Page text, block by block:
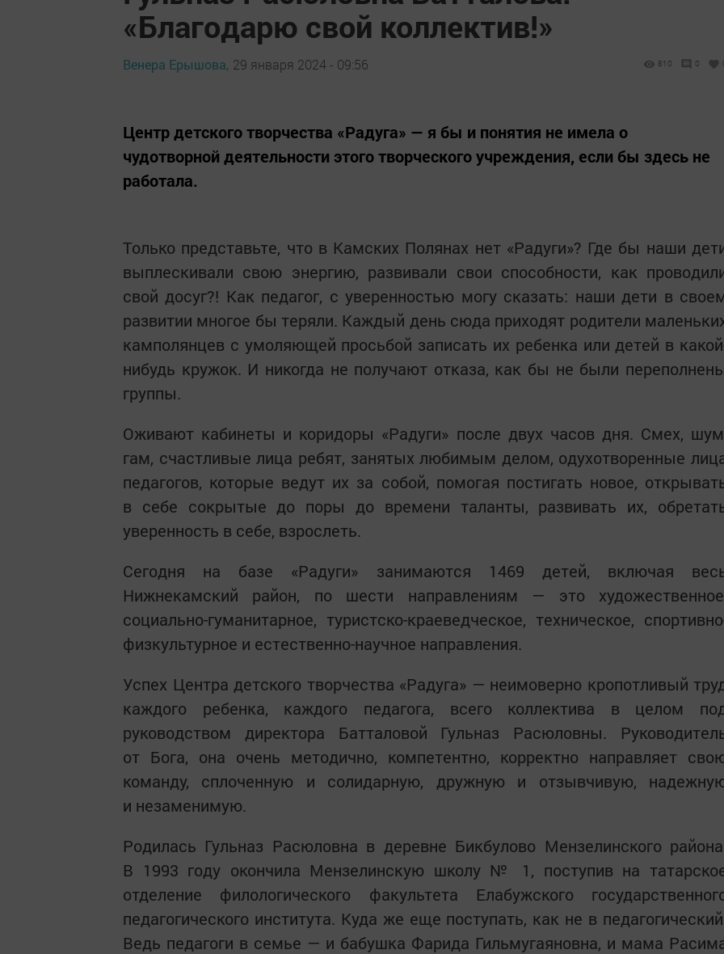
«Благодарю свой коллектив!»
Венера Ерышова, 29 января 2024 - 09:56 810 0
Центр детского творчества «Радуга» — я бы и понятия не имела о
чудотворной деятельности этого творческого учреждения, если бы здесь не
работала.
Только представьте, что в Камских Полянах нет «Радуги»? Где бы наши
выплескивали свою энергию, развивали свои способности, как
свой досуг?! Как педагог, с уверенностью могу сказать: наши дети в
развитии многое бы теряли. Каждый день сюда приходят родители
камполянцев с умоляющей просьбой записать их ребенка или детей в
нибудь кружок. И никогда не получают отказа, как бы не были
группы.
Оживают кабинеты и коридоры «Радуги» после двух часов дня. Смех,
гам, счастливые лица ребят, занятых любимым делом, одухотворенные
педагогов, которые ведут их за собой, помогая постигать новое,
в себе сокрытые до поры до времени таланты, развивать их,
уверенность в себе, взрослеть.
Сегодня на базе «Радуги» занимаются 1469 детей, включая
Нижнекамский район, по шести направлениям — это
социально-гуманитарное, туристско-краеведческое, техническое,
физкультурное и естественно-научное направления.
Успех Центра детского творчества «Радуга» — неимоверно кропотливый
каждого ребенка, каждого педагога, всего коллектива в целом
руководством директора Батталовой Гульназ Расюловны.
от Бога, она очень методично, компетентно, корректно направляет
команду, сплоченную и солидарную, дружную и отзывчивую,
и незаменимую.
Родилась Гульназ Расюловна в деревне Бикбулово Мензелинского
В 1993 году окончила Мензелинскую школу № 1, поступив на
отделение филологического факультета Елабужского
педагогического института. Куда же еще поступать, как не в
Ведь педагоги в семье — и бабушка Фарида Гильмугаяновна, и мама